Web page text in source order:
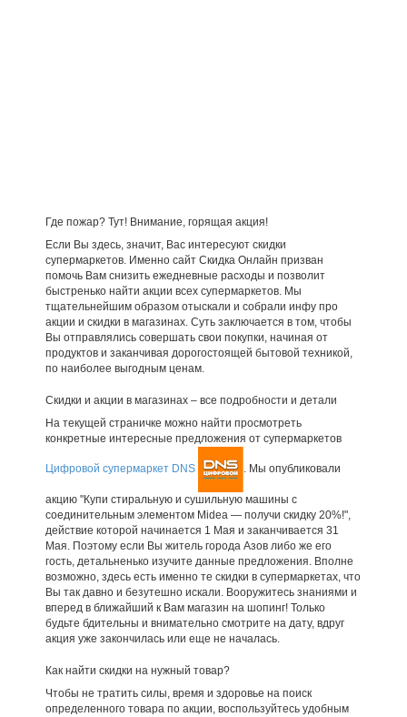
Где пожар? Тут! Внимание, горящая акция!
Если Вы здесь, значит, Вас интересуют скидки
супермаркетов. Именно сайт Скидка Онлайн призван
помочь Вам снизить ежедневные расходы и позволит
быстренько найти акции всех супермаркетов. Мы
тщательнейшим образом отыскали и собрали инфу про
акции и скидки в магазинах. Суть заключается в том, чтобы
Вы отправлялись совершать свои покупки, начиная от
продуктов и заканчивая дорогостоящей бытовой техникой,
по наиболее выгодным ценам.
Скидки и акции в магазинах – все подробности и детали
На текущей страничке можно найти просмотреть
конкретные интересные предложения от супермаркетов
Цифровой супермаркет DNS . Мы опубликовали
акцию "Купи стиральную и сушильную машины с
соединительным элементом Midea — получи скидку 20%!",
действие которой начинается 1 Мая и заканчивается 31
Мая. Поэтому если Вы житель города Азов либо же его
гость, детальненько изучите данные предложения. Вполне
возможно, здесь есть именно те скидки в супермаркетах, что
Вы так давно и безутешно искали. Вооружитесь знаниями и
вперед в ближайший к Вам магазин на шопинг! Только
будьте бдительны и внимательно смотрите на дату, вдруг
акция уже закончилась или еще не началась.
Как найти скидки на нужный товар?
Чтобы не тратить силы, время и здоровье на поиск
определенного товара по акции, воспользуйтесь удобным